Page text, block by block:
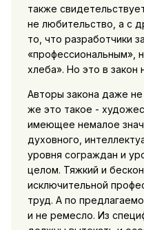
также
не любительство, а с
то, что разработчики
«профессиональным»,
хлеба». Но это в закон
Авторы закона даже
же это такое -
имеющее немалое
духовного,
уровня сограждан и
целом. Тяжкий и
исключительной
труд. А по
и не ремесло. Из